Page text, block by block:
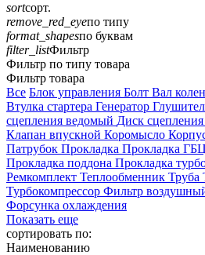
sortсорт.
remove_red_eyeпо типу
format_shapesпо буквам
filter_listФильтр
Фильтр по типу товара
Фильтр товара
Все Блок управления Болт Вал
Втулка стартера Генератор
сцепления ведомый Диск
Клапан впускной Коромысло
Патрубок Прокладка Прокладка ГБЦ
Прокладка поддона Прокладка
Ремкомплект Теплообменник Труба
Турбокомпрессор Фильтр
Форсунка охлаждения
Показать еще
сортировать по:
Наименованию